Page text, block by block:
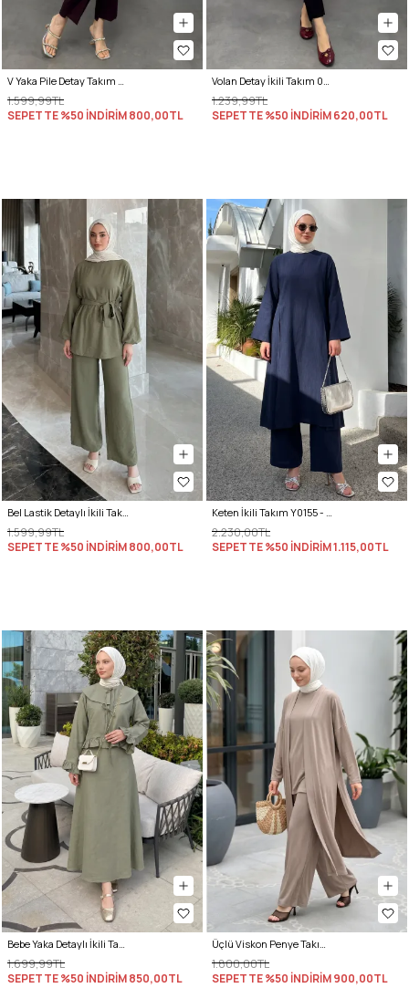
V Yaka Pile Detay Takım 0077 - BORDO
1.599,99TL
SEPETTE %50 İNDİRİM800,00TL
Volan Detay İkili Takım 0071 - SİYAH
1.239,99TL
SEPETTE %50 İNDİRİM620,00TL
Bel Lastik Detaylı İkili Takım Y0132 - HAKİ
1.599,99TL
SEPETTE %50 İNDİRİM800,00TL
Keten İkili Takım Y0155 - LACİVERT
2.230,00TL
SEPETTE %50 İNDİRİM1.115,00TL
Bebe Yaka Detaylı İkili Takım Y0141 - HAKİ
1.699,99TL
SEPETTE %50 İNDİRİM850,00TL
Üçlü Viskon Penye Takım 13205 - VİZON
1.800,00TL
SEPETTE %50 İNDİRİM900,00TL